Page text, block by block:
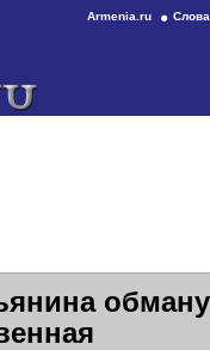
Armenia.ru